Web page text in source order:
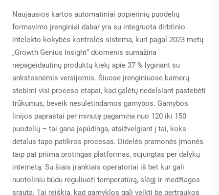
Naujausios kartos automatiniai popierinių puodelių
formavimo įrenginiai dabar yra su integruota dirbtinio
intelekto kokybės kontrolės sistema, kuri pagal 2023 metų
„Growth Genius Insight“ duomenis sumažina
nepageidautinų produktų kiekį apie 37 % lyginant su
ankstesnėmis versijomis. Šiuose įrenginiuose kamerų
stebimi visi proceso etapai, kad galėtų nedelsiant pastebėti
trūkumus, beveik nesulėtindamos gamybos. Gamybos
linijos paprastai per minutę pagamina nuo 120 iki 150
puodelių – tai gana įspūdinga, atsižvelgiant į tai, koks
detalus tapo patikros procesas. Didelės pramonės įmonės
taip pat priima protingas platformas, sujungtas per dalykų
internetą. Su šiais įrankiais operatoriai iš bet kur gali
nuotoliniu būdu reguliuoti temperatūrą, slėgį ir medžiagos
srautą. Tai reiškia, kad gamyklos gali veikti be pertraukos